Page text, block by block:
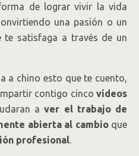
de lograr vivir la vida
una pasión o un
te satisfaga a través de un
a chino esto que te cuento,
contigo cinco vídeos
a ver el trabajo de
abierta al cambioque
profesional.